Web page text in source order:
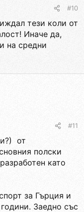
#10
тези коли от
Иначе да,
на средни
#11
от
полски
като
за Гърция и
Заедно със